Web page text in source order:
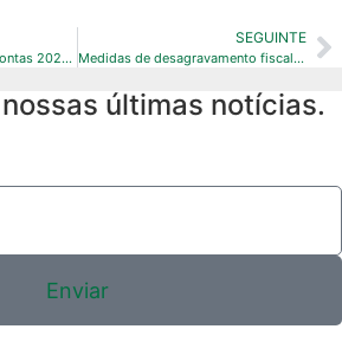
Guia Prático: Fecho de Contas 2025 | UHY Gestão 360°
SEGUINTE
Medidas de desagravamento fiscal para o fomento de oferta de habitação
últimas notícias.
Enviar